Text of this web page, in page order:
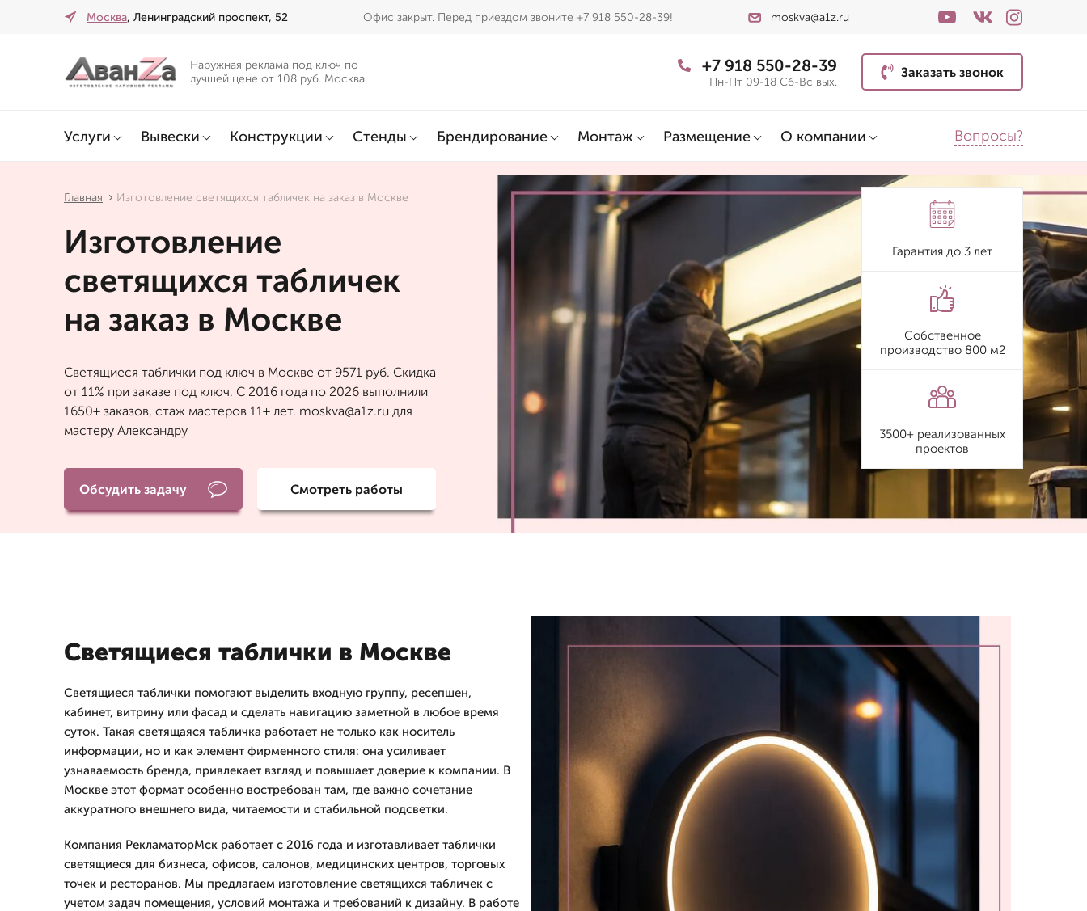
Москва, Ленинградский проспект, 52 Офис закрыт. Перед приездом звоните +7 918 550-28-39! moskva@a1z.ru
Наружная реклама под ключ по
лучшей цене от 108 руб. Москва
+7 918 550-28-39
Пн-Пт 09-18 Сб-Вс вых.
Заказать звонок
Услуги Вывески Конструкции Стенды Брендирование Монтаж Размещение О компании Вопросы?
Главная Изготовление светящихся табличек на заказ в Москве
Изготовление
светящихся табличек
на заказ в Москве
Светящиеся таблички под ключ в Москве от 9571 руб. Скидка
от 11% при заказе под ключ. С 2016 года по 2026 выполнили
1650+ заказов, стаж мастеров 11+ лет. moskva@a1z.ru для
мастеру Александру
Обсудить задачу Смотреть работы
Гарантия до 3 лет
Собственное
производство 800 м2
3500+ реализованных
проектов
Светящиеся таблички в Москве
Светящиеся таблички помогают выделить входную группу, ресепшен,
кабинет, витрину или фасад и сделать навигацию заметной в любое время
суток. Такая светящаяся табличка работает не только как носитель
информации, но и как элемент фирменного стиля: она усиливает
узнаваемость бренда, привлекает взгляд и повышает доверие к компании. В
Москве этот формат особенно востребован там, где важно сочетание
аккуратного внешнего вида, читаемости и стабильной подсветки.
Компания РекламаторМск работает с 2016 года и изготавливает таблички
светящиеся для бизнеса, офисов, салонов, медицинских центров, торговых
точек и ресторанов. Мы предлагаем изготовление светящихся табличек с
учетом задач помещения, условий монтажа и требований к дизайну. В работе